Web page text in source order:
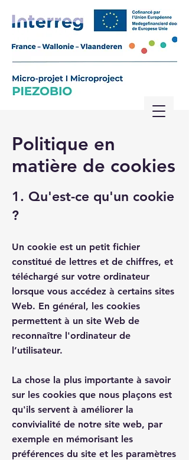
Politique en
matière de cookies
1. Qu'est-ce qu'un cookie
?
Un cookie est un petit fichier
constitué de lettres et de chiffres, et
téléchargé sur votre ordinateur
lorsque vous accédez à certains sites
Web. En général, les cookies
permettent à un site Web de
reconnaître l'ordinateur de
l’utilisateur.
La chose la plus importante à savoir
sur les cookies que nous plaçons est
qu'ils servent à améliorer la
convivialité de notre site web, par
exemple en mémorisant les
préférences du site et les paramètres